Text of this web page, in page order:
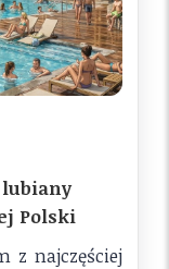
Polski
z najczęściej